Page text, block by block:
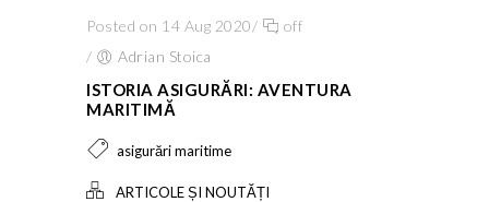
Posted on 14 Aug 2020/
off
/
Adrian Stoica
ISTORIA ASIGURĂRI: AVENTURA
MARITIMĂ
asigurări maritime
ARTICOLE ȘI NOUTĂȚI